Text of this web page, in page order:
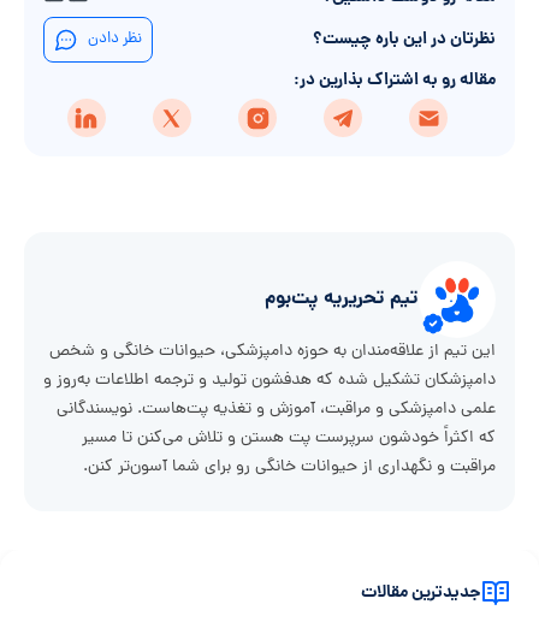
نظرتان در این باره چیست؟
نظر دادن
مقاله رو به اشتراک بذارین در:
تیم تحریریه پت‌بوم
این تیم از علاقه‌مندان به حوزه دامپزشکی، حیوانات خانگی و شخص
دامپزشکان تشکیل شده که هدفشون تولید و ترجمه اطلاعات به‌روز و
علمی دامپزشکی و مراقبت، آموزش و تغذیه پت‌هاست. نویسندگانی
که اکثراً خودشون سرپرست پت هستن و تلاش می‌کنن تا مسیر
مراقبت و نگهداری از حیوانات خانگی رو برای شما آسون‌تر کنن.
جدیدترین مقالات